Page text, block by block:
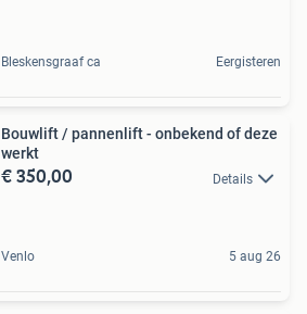
Bleskensgraaf ca Eergisteren
Bouwlift / pannenlift - onbekend of deze
werkt
€ 350,00 Details
Venlo 5 aug 26